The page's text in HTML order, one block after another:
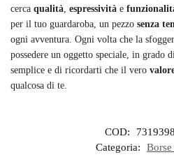
cerca qualità, espressività e
per il tuo guardaroba, un pezzo senza
ogni avventura. Ogni volta che la
possedere un oggetto speciale, in grado
semplice e di ricordarti che il vero
qualcosa di te.
COD:
Categoria: